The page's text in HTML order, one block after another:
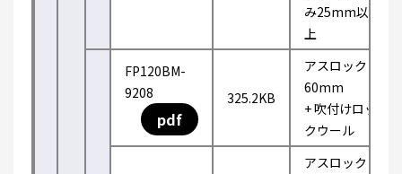
み25mm以
上
FP120BM-
9208
pdf
325.2KB
アスロック
60mm
+ 吹付けロッ
クウール
アスロック